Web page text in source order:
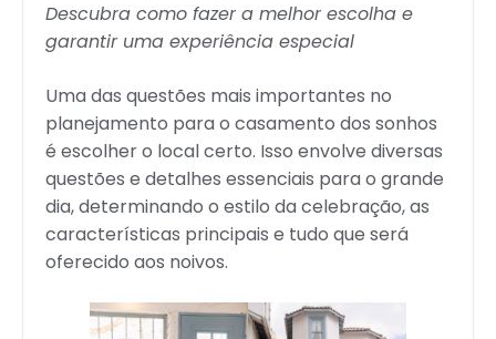
Descubra como fazer a melhor escolha e
garantir uma experiência especial
Uma das questões mais importantes no
planejamento para o casamento dos sonhos
é escolher o local certo. Isso envolve diversas
questões e detalhes essenciais para o grande
dia, determinando o estilo da celebração, as
características principais e tudo que será
oferecido aos noivos.